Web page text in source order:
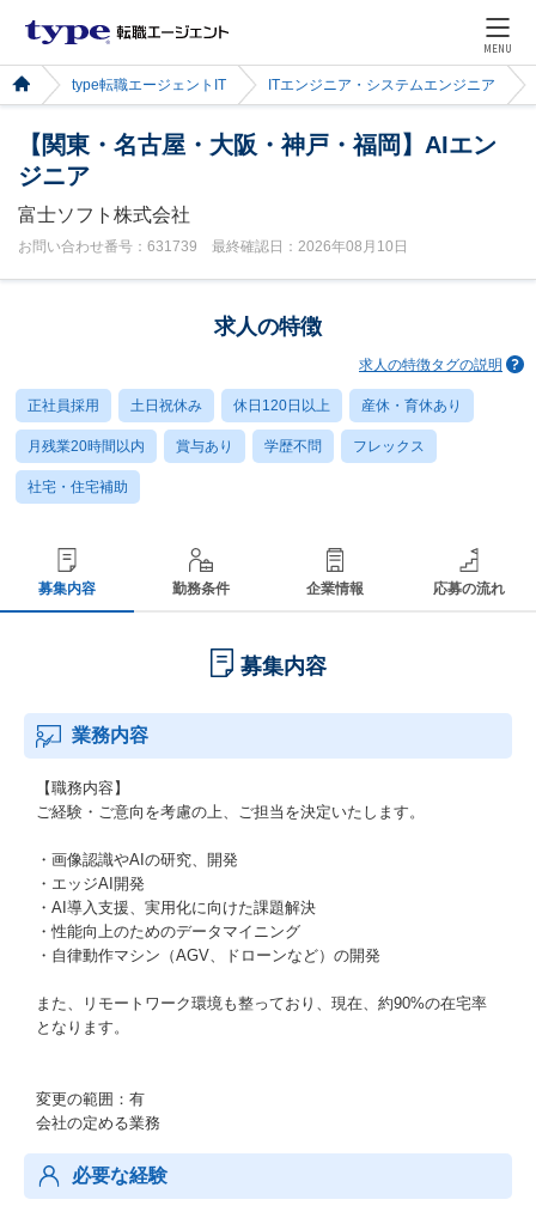
MENU
type転職エージェントIT ITエンジニア・システムエンジニア
【関東・名古屋・大阪・神戸・福岡】AIエン
ジニア
富士ソフト株式会社
お問い合わせ番号：631739 最終確認日：2026年08月10日
求人の特徴
求人の特徴タグの説明
正社員採用 土日祝休み 休日120日以上 産休・育休あり
月残業20時間以内 賞与あり 学歴不問 フレックス
社宅・住宅補助
募集内容 勤務条件 企業情報 応募の流れ
募集内容
業務内容
【職務内容】
ご経験・ご意向を考慮の上、ご担当を決定いたします。
・画像認識やAIの研究、開発
・エッジAI開発
・AI導入支援、実用化に向けた課題解決
・性能向上のためのデータマイニング
・自律動作マシン（AGV、ドローンなど）の開発
また、リモートワーク環境も整っており、現在、約90%の在宅率
となります。
変更の範囲：有
会社の定める業務
必要な経験